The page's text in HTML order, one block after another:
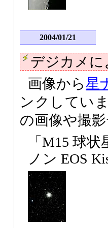
2004/01/21
デジカメに
画像から星
ンクしてい
の画像や撮
「M15 球
ノン EOS